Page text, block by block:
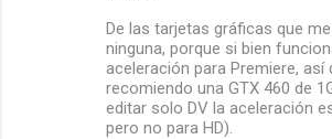
De las tarjetas gráficas que
ninguna, porque si bien
aceleración para Premiere, así
recomiendo una GTX 460 de
editar solo DV la aceleración
pero no para HD).